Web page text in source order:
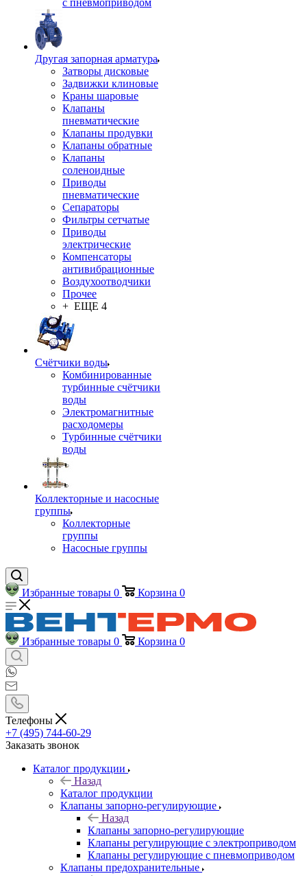
с пневмоприводом
Другая запорная арматура
Затворы дисковые
Задвижки клиновые
Краны шаровые
Клапаны
пневматические
Клапаны продувки
Клапаны обратные
Клапаны
соленоидные
Приводы
пневматические
Сепараторы
Фильтры сетчатые
Приводы
электрические
Компенсаторы
антивибрационные
Воздухоотводчики
Прочее
+ ЕЩЕ 4
Счётчики воды
Комбинированные
турбинные счётчики
воды
Электромагнитные
расходомеры
Турбинные счётчики
воды
Коллекторные и насосные
группы
Коллекторные
группы
Насосные группы
Избранные товары 0 Корзина 0
Избранные товары 0 Корзина 0
Телефоны
+7 (495) 744-60-29
Заказать звонок
Каталог продукции
Назад
Каталог продукции
Клапаны запорно-регулирующие
Назад
Клапаны запорно-регулирующие
Клапаны регулирующие с электроприводом
Клапаны регулирующие с пневмоприводом
Клапаны предохранительные